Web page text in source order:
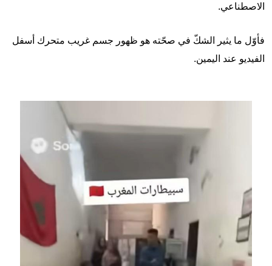
الاصطناعي.
فأوّل ما يثير الشكّ في صحّته هو ظهور جسم غريب متحرك أسفل
الفيديو عند اليمين.